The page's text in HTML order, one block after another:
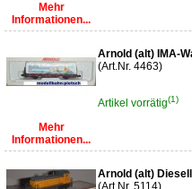
Mehr
Informationen...
Mehr
Informationen...
Arnold (alt) IMA-
(Art.Nr. 4463)
Artikel vorrätig(1)
Arnold (alt)
(Art.Nr. 5114)